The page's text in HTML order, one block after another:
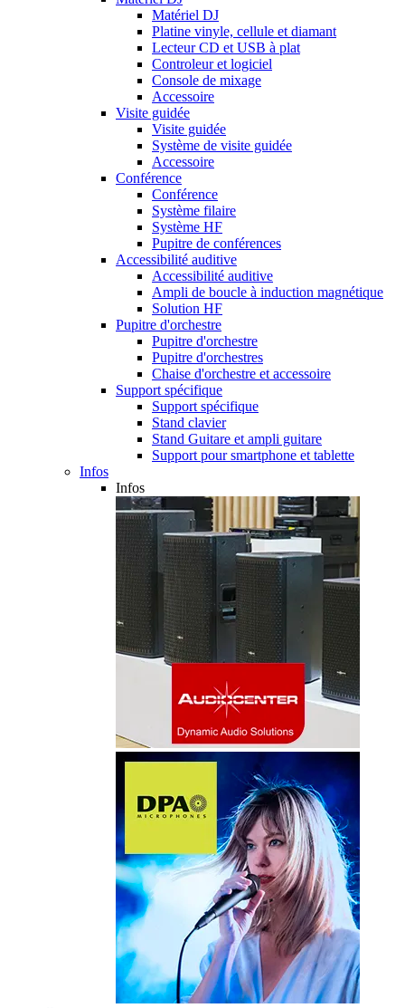
Matériel DJ
Platine vinyle, cellule et diamant
Lecteur CD et USB à plat
Controleur et logiciel
Console de mixage
Accessoire
Visite guidée
Visite guidée
Système de visite guidée
Accessoire
Conférence
Conférence
Système filaire
Système HF
Pupitre de conférences
Accessibilité auditive
Accessibilité auditive
Ampli de boucle à induction magnétique
Solution HF
Pupitre d'orchestre
Pupitre d'orchestre
Pupitre d'orchestres
Chaise d'orchestre et accessoire
Support spécifique
Support spécifique
Stand clavier
Stand Guitare et ampli guitare
Support pour smartphone et tablette
Infos
Infos